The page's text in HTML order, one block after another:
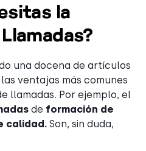
la
una docena de artículos
ventajas más comunes
llamadas. Por ejemplo, el
de formación de
calidad. Son, sin duda,